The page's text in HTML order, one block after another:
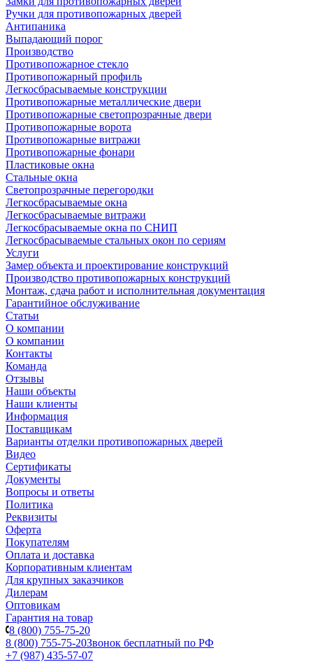
Ручки для противопожарных дверей
Антипаника
Выпадающий порог
Производство
Противопожарное стекло
Противопожарный профиль
Легкосбрасываемые конструкции
Противопожарные металлические двери
Противопожарные светопрозрачные двери
Противопожарные ворота
Противопожарные витражи
Противопожарные фонари
Пластиковые окна
Стальные окна
Светопрозрачные перегородки
Легкосбрасываемые окна
Легкосбрасываемые витражи
Легкосбрасываемые окна по СНИП
Легкосбрасываемые стальных окон по сериям
Услуги
Замер объекта и проектирование конструкций
Производство противопожарных конструкций
Монтаж, сдача работ и исполнительная документация
Гарантийное обслуживание
Статьи
О компании
О компании
Контакты
Команда
Отзывы
Наши объекты
Наши клиенты
Информация
Поставщикам
Варианты отделки противопожарных дверей
Видео
Сертификаты
Документы
Вопросы и ответы
Политика
Реквизиты
Оферта
Покупателям
Оплата и доставка
Корпоративным клиентам
Для крупных заказчиков
Дилерам
Оптовикам
Гарантия на товар
8 (800) 755-75-20
8 (800) 755-75-20Звонок бесплатный по РФ
+7 (987) 435-57-07